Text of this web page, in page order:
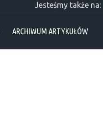
Jesteśmy także na:
ARCHIWUM ARTYKUŁÓW